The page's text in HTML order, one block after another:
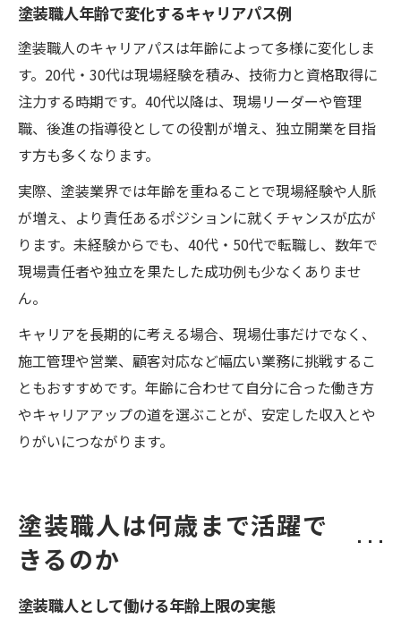
塗装職人年齢で変化するキャリアパス例
塗装職人のキャリアパスは年齢によって多様に変化しま
す。20代・30代は現場経験を積み、技術力と資格取得に
注力する時期です。40代以降は、現場リーダーや管理
職、後進の指導役としての役割が増え、独立開業を目指
す方も多くなります。
実際、塗装業界では年齢を重ねることで現場経験や人脈
が増え、より責任あるポジションに就くチャンスが広が
ります。未経験からでも、40代・50代で転職し、数年で
現場責任者や独立を果たした成功例も少なくありませ
ん。
キャリアを長期的に考える場合、現場仕事だけでなく、
施工管理や営業、顧客対応など幅広い業務に挑戦するこ
ともおすすめです。年齢に合わせて自分に合った働き方
やキャリアアップの道を選ぶことが、安定した収入とや
りがいにつながります。
塗装職人は何歳まで活躍で
きるのか
塗装職人として働ける年齢上限の実態